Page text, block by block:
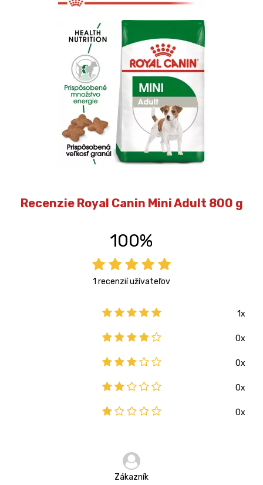
Recenzie Royal Canin Mini Adult 800 g
100%
1 recenzií užívateľov
1x
0x
0x
0x
0x
Zákazník